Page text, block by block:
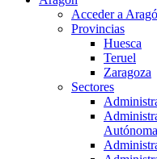
Acceder a
Provincias
Huesca
Teruel
Zaragoza
Sectores